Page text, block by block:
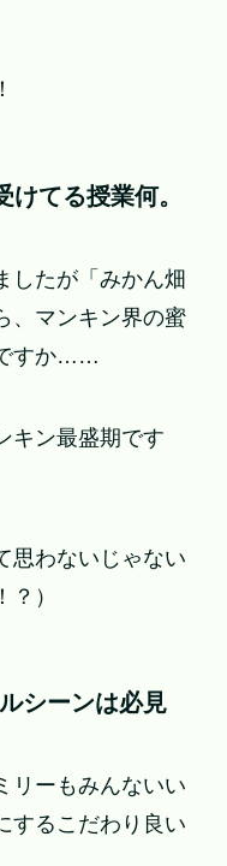
てる授業何。
したが「みかん畑
、マンキン界の蜜
すか……
キン最盛期です
わないじゃない
）
シーンは必見
ーもみんないい
るこだわり良い